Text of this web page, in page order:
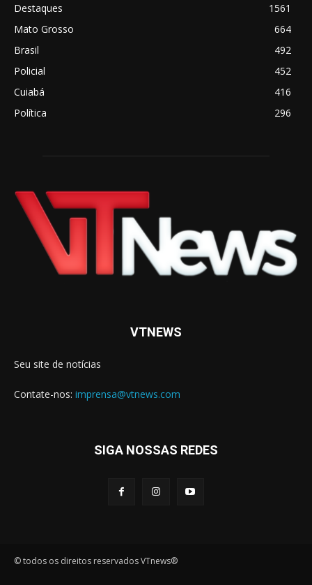
Destaques
1561
Mato Grosso
664
Brasil
492
Policial
452
Cuiabá
416
Política
296
VTNEWS
Seu site de notícias
Contate-nos: imprensa@vtnews.com
SIGA NOSSAS REDES
© todos os direitos reservados VTnews®